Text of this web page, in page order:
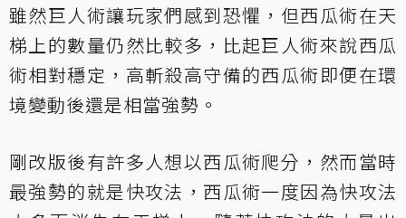
雖然巨人術讓玩家們感到恐懼，但西瓜術在天
梯上的數量仍然比較多，比起巨人術來說西瓜
術相對穩定，高斬殺高守備的西瓜術即便在環
境變動後還是相當強勢。
剛改版後有許多人想以西瓜術爬分，然而當時
最強勢的就是快攻法，西瓜術一度因為快攻法